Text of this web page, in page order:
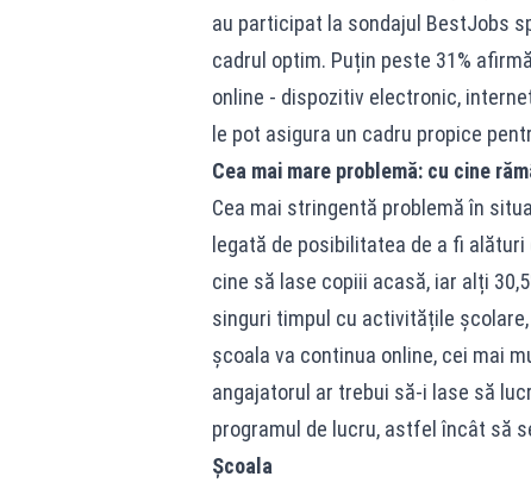
au participat la sondajul BestJobs
cadrul optim. Puțin peste 31%
online - dispozitiv electronic,
le pot asigura un cadru propice
Cea mai mare problemă: cu cine
Cea mai stringentă problemă în
legată de posibilitatea de a fi
cine să lase copiii acasă, iar alți
singuri timpul cu activitățile
școala va continua online, cei mai
angajatorul ar trebui să-i lase să
programul de lucru, astfel încât să
Școala